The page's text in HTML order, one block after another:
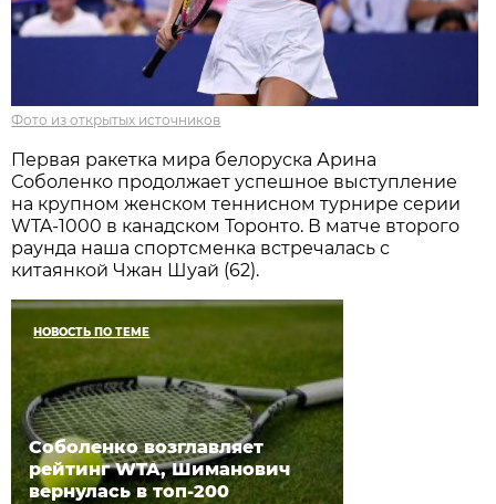
Фото из открытых источников
Первая ракетка мира белоруска Арина
Соболенко продолжает успешное выступление
на крупном женском теннисном турнире серии
WTA-1000 в канадском Торонто. В матче второго
раунда наша спортсменка встречалась с
китаянкой Чжан Шуай (62).
НОВОСТЬ ПО ТЕМЕ
Соболенко возглавляет
рейтинг WTA, Шиманович
вернулась в топ-200